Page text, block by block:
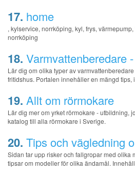
17. home
, kylservice, norrköping, kyl, frys,
norrköping
18. Varmvattenberedare
Lär dig om olika typer av
fritidshus. Portalen innehåller en mängd tips,
19. Allt om rörmokare
Lär dig mer om yrket rörmokare - utbildning,
katalog till alla rörmokare i Sverige.
20. Tips och vägledning
Sidan tar upp risker och fallgropar med olika
tipsar om modeller för olika ändamål.